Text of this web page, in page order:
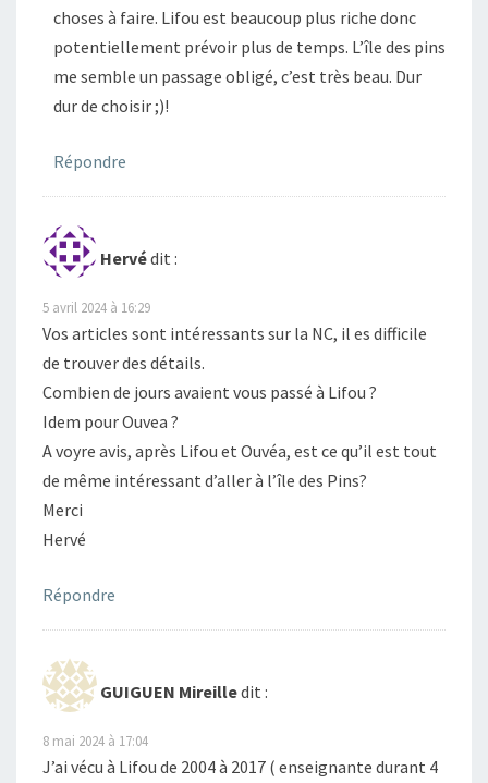
choses à faire. Lifou est beaucoup plus riche donc
potentiellement prévoir plus de temps. L’île des pins
me semble un passage obligé, c’est très beau. Dur
dur de choisir ;)!
Répondre
Hervédit :
5 avril 2024 à 16:29
Vos articles sont intéressants sur la NC, il es difficile
de trouver des détails.
Combien de jours avaient vous passé à Lifou ?
Idem pour Ouvea ?
A voyre avis, après Lifou et Ouvéa, est ce qu’il est tout
de même intéressant d’aller à l’île des Pins?
Merci
Hervé
Répondre
GUIGUEN Mireilledit :
8 mai 2024 à 17:04
J’ai vécu à Lifou de 2004 à 2017 ( enseignante durant 4